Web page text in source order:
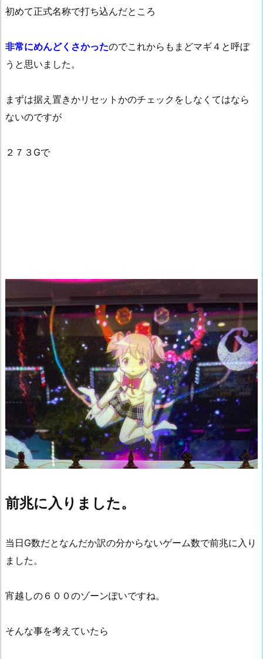
初めて正式名称で打ち込んだところ
非常にめんどくさかったのでこれからもまどマギ４と呼ぼ
うと思いました。
まずは据え置きかリセットかのチェックをしなくてはなら
ないのですが
２７３Gで
前兆に入りました。
当日G数だとなんだか訳の分からないゲーム数で前兆に入り
ました。
宵越しの６００のゾーンぽいですね。
そんな事を考えていたら